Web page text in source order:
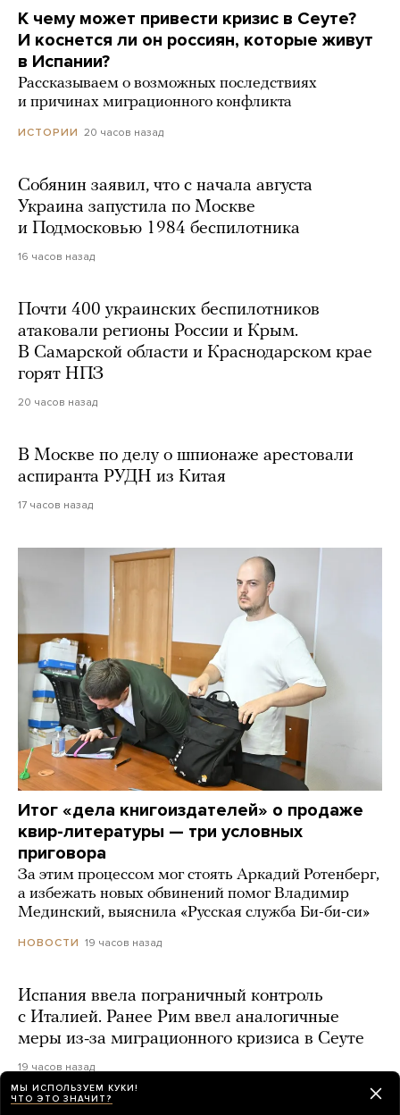
К чему может привести кризис в Сеуте?
И коснется ли он россиян, которые живут
в Испании?
Рассказываем о возможных последствиях
и причинах миграционного конфликта
ИСТОРИИ 20 часов назад
Собянин заявил, что с начала августа
Украина запустила по Москве
и Подмосковью 1984 беспилотника
16 часов назад
Почти 400 украинских беспилотников
атаковали регионы России и Крым.
В Самарской области и Краснодарском крае
горят НПЗ
20 часов назад
В Москве по делу о шпионаже арестовали
аспиранта РУДН из Китая
17 часов назад
Итог «дела книгоиздателей» о продаже
квир-литературы — три условных
приговора
За этим процессом мог стоять Аркадий Ротенберг,
а избежать новых обвинений помог Владимир
Мединский, выяснила «Русская служба Би-би-си»
НОВОСТИ 19 часов назад
Испания ввела пограничный контроль
с Италией. Ранее Рим ввел аналогичные
меры из-за миграционного кризиса в Сеуте
19 часов назад
МЫ ИСПОЛЬЗУЕМ КУКИ!
ЧТО ЭТО ЗНАЧИТ?